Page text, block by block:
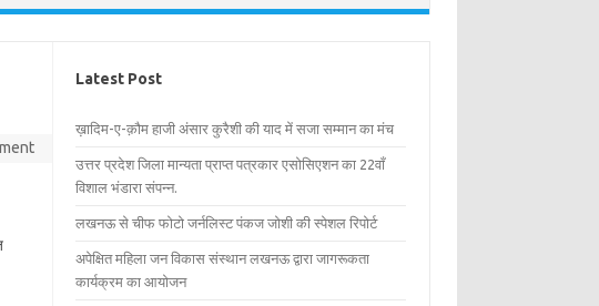
Latest Post
ख़ादिम-ए-क़ौम हाजी अंसार कुरैशी की याद में सजा सम्मान का मंच
उत्तर प्रदेश जिला मान्यता प्राप्त पत्रकार एसोसिएशन का 22वाँ
विशाल भंडारा संपन्न.
लखनऊ से चीफ फोटो जर्नलिस्ट पंकज जोशी की स्पेशल रिपोर्ट
अपेक्षित महिला जन विकास संस्थान लखनऊ द्वारा जागरूकता
कार्यक्रम का आयोजन